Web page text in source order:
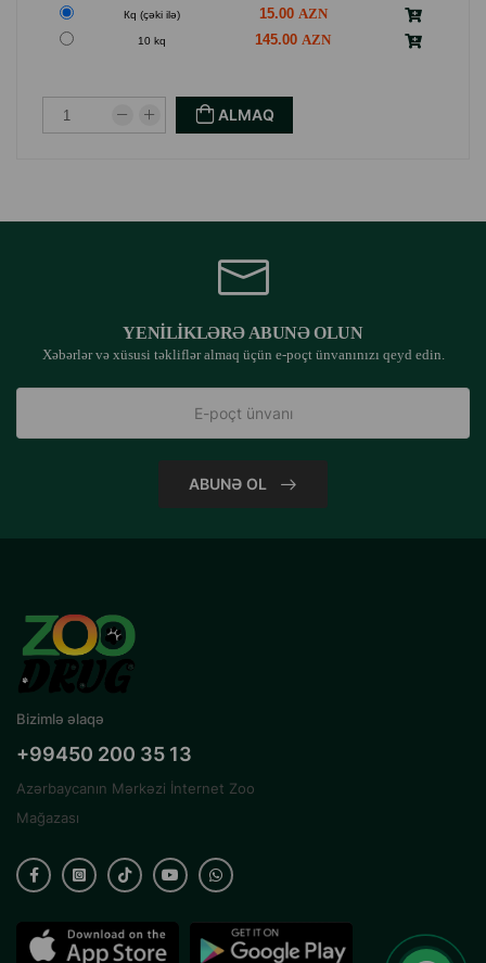
Кq (çəki ilə)
15.00
10 kq 145.00
ALMAQ
YENILIKLƏRƏ ABUNƏ OLUN
Xəbərlər və xüsusi təkliflər almaq üçün e-poçt ünvanınızı qeyd edin.
ABUNƏ OL
Bizimlə əlaqə
+99450 200 35 13
Azərbaycanın Mərkəzi İnternet Zoo
Mağazası